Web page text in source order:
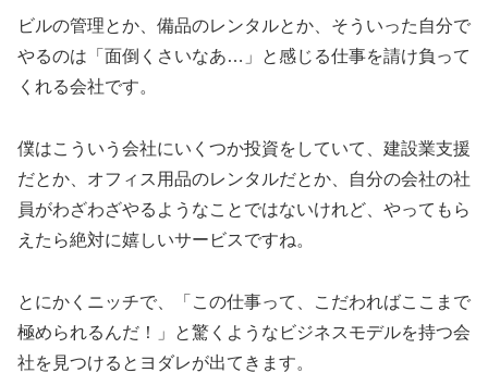
ビルの管理とか、備品のレンタルとか、そういった自分で
やるのは「面倒くさいなあ…」と感じる仕事を請け負って
くれる会社です。
僕はこういう会社にいくつか投資をしていて、建設業支援
だとか、オフィス用品のレンタルだとか、自分の会社の社
員がわざわざやるようなことではないけれど、やってもら
えたら絶対に嬉しいサービスですね。
とにかくニッチで、「この仕事って、こだわればここまで
極められるんだ！」と驚くようなビジネスモデルを持つ会
社を見つけるとヨダレが出てきます。